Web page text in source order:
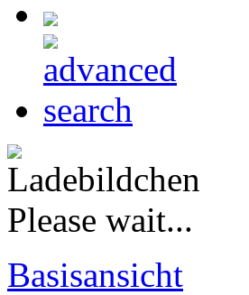
Please wait...
Basisansicht